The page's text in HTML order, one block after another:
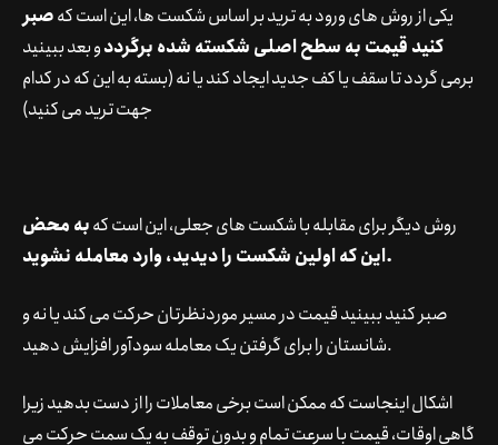
یکی از روش های ورود به ترید بر اساس شکست ها، این است کهصبر
کنید قیمت به سطح اصلی شکسته شده برگرددو بعد ببینید
برمی گردد تا سقف یا کف جدید ایجاد کند یا نه (بسته به این که در کدام
جهت ترید می کنید)
روش دیگر برای مقابله با شکست های جعلی، این است کهبه محض
این که اولین شکست را دیدید، وارد معامله نشوید.
صبر کنید ببینید قیمت در مسیر موردنظرتان حرکت می کند یا نه و
شانستان را برای گرفتن یک معامله سودآور افزایش دهید.
اشکال اینجاست که ممکن است برخی معاملات را از دست بدهید زیرا
گاهی اوقات، قیمت با سرعت تمام و بدون توقف به یک سمت حرکت می